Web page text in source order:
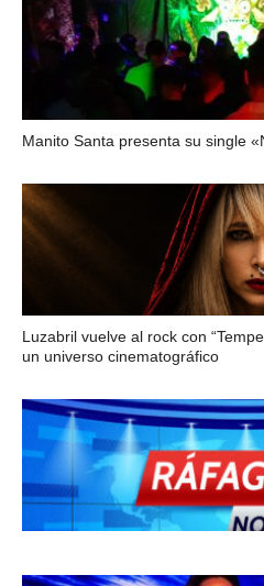
Manito Santa presenta su single
Luzabril vuelve al rock con
un universo cinematográfico